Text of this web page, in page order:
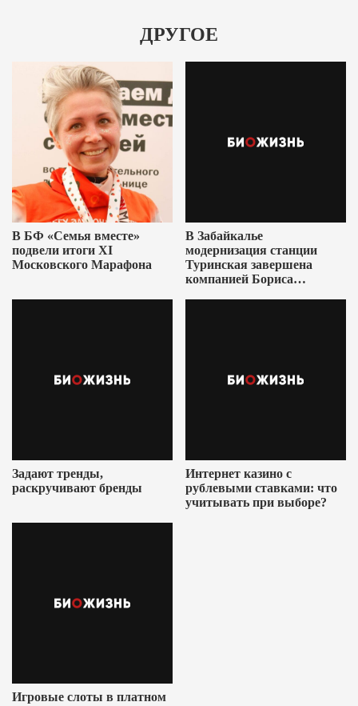
ДРУГОЕ
В БФ «Семья вместе»
подвели итоги XI
Московского Марафона
В Забайкалье
модернизация станции
Туринская завершена
компанией Бориса
Задают тренды,
раскручивают бренды
Интернет казино с
рублевыми ставками: что
учитывать при выборе?
Игровые слоты в платном